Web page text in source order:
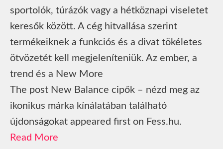
sportolók, túrázók vagy a hétköznapi viseletet
keresők között. A cég hitvallása szerint
termékeiknek a funkciós és a divat tökéletes
ötvözetét kell megjeleníteniük. Az ember, a
trend és a New More
The post New Balance cipők – nézd meg az
ikonikus márka kínálatában található
újdonságokat appeared first on Fess.hu.
Read More